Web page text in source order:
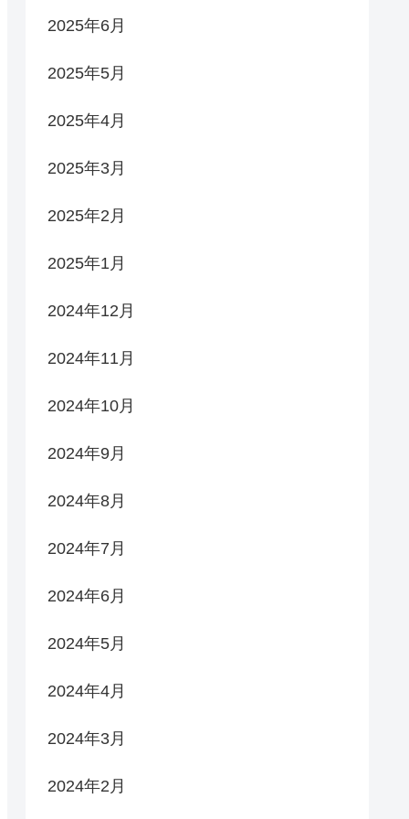
2025年6月
2025年5月
2025年4月
2025年3月
2025年2月
2025年1月
2024年12月
2024年11月
2024年10月
2024年9月
2024年8月
2024年7月
2024年6月
2024年5月
2024年4月
2024年3月
2024年2月